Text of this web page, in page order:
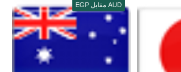
AUD مقابل EGP